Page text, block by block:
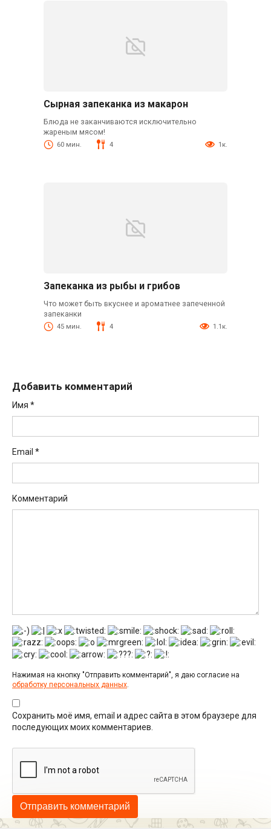
Сырная запеканка из макарон
Блюда не заканчиваются исключительно
жареным мясом!
60 мин. 4 1к.
Запеканка из рыбы и грибов
Что может быть вкуснее и ароматнее запеченной
запеканки
45 мин. 4 1.1к.
Добавить комментарий
Имя *
Email *
Комментарий
Нажимая на кнопку "Отправить комментарий", я даю согласие на
обработку персональных данных.
Сохранить моё имя, email и адрес сайта в этом браузере для
последующих моих комментариев.